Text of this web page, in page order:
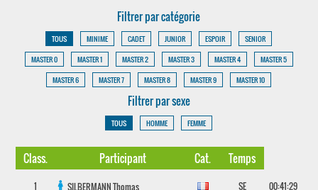
Filtrer par catégorie
TOUS MINIME CADET JUNIOR ESPOIR
SENIOR
MASTER 0
MASTER 1 MASTER 2 MASTER 3 MASTER 4
MASTER 5
MASTER 6
MASTER 7 MASTER 8 MASTER 9 MASTER 10
Filtrer par sexe
TOUS HOMME FEMME
Class. Participant Cat. Temps
1 SILBERMANNThomas SE
00:41:29